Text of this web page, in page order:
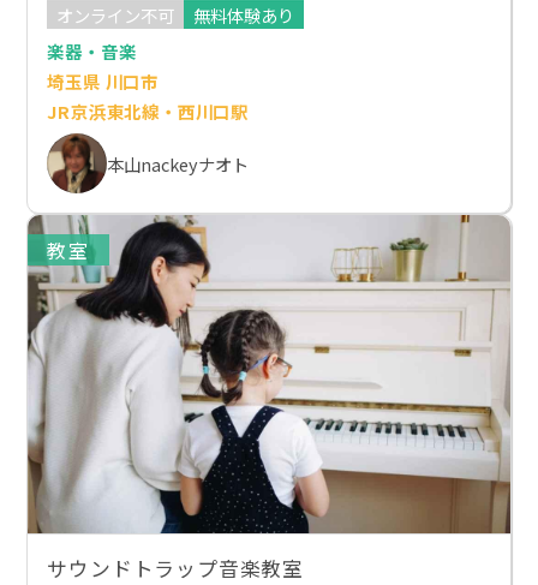
オンライン不可
無料体験あり
楽器・音楽
埼玉県 川口市
JR京浜東北線・西川口駅
本山nackeyナオト
教室
サウンドトラップ音楽教室